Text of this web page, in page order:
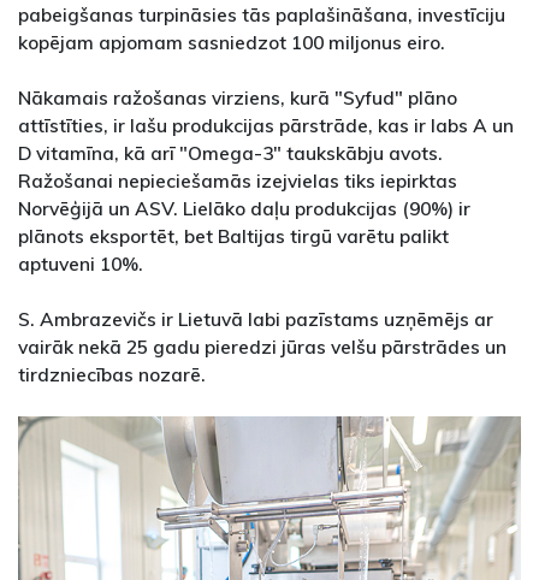
pabeigšanas turpināsies tās paplašināšana, investīciju
kopējam apjomam sasniedzot 100 miljonus eiro.
Nākamais ražošanas virziens, kurā "Syfud" plāno
attīstīties, ir lašu produkcijas pārstrāde, kas ir labs A un
D vitamīna, kā arī "Omega-3" taukskābju avots.
Ražošanai nepieciešamās izejvielas tiks iepirktas
Norvēģijā un ASV. Lielāko daļu produkcijas (90%) ir
plānots eksportēt, bet Baltijas tirgū varētu palikt
aptuveni 10%.
S. Ambrazevičs ir Lietuvā labi pazīstams uzņēmējs ar
vairāk nekā 25 gadu pieredzi jūras velšu pārstrādes un
tirdzniecības nozarē.